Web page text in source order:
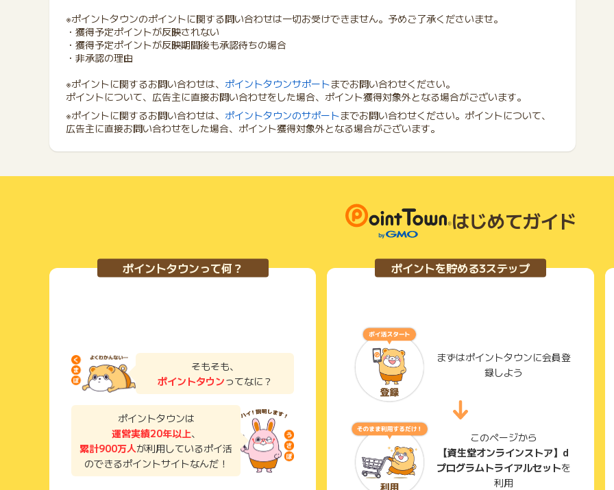
※ポイントタウンのポイントに関する問い合わせは一切お受けできません。予めご了承くださいませ。
・獲得予定ポイントが反映されない
・獲得予定ポイントが反映期間後も承認待ちの場合
・非承認の理由
※ポイントに関するお問い合わせは、 ポイントタウンサポートまでお問い合わせください。
ポイントについて、広告主に直接お問い合わせをした場合、ポイント獲得対象外となる場合がございます。
※ポイントに関するお問い合わせは、 ポイントタウンのサポートまでお問い合わせください。ポイントについて、
広告主に直接お問い合わせをした場合、ポイント獲得対象外となる場合がございます。
はじめてガイド
ポイントタウンって何？
そもそも、
ポイントタウンってなに？
ポイントタウンは
運営実績20年以上、
累計900万人が利用しているポイ活
のできるポイントサイトなんだ！
ポイントを貯める3ステップ
まずはポイントタウンに会員登
録しよう
このページから
【資生堂オンラインストア】d
プログラムトライアルセットを
利用